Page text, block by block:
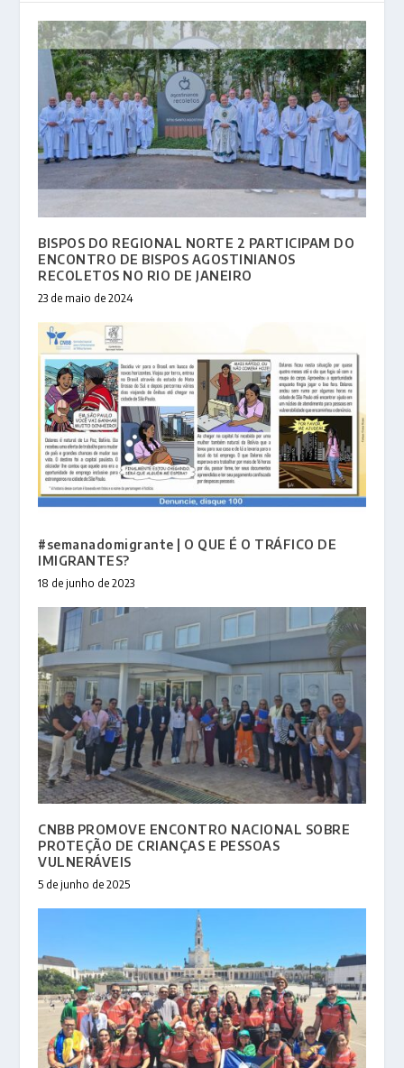
BISPOS DO REGIONAL NORTE 2 PARTICIPAM DO
ENCONTRO DE BISPOS AGOSTINIANOS
RECOLETOS NO RIO DE JANEIRO
23 de maio de 2024
#semanadomigrante | O QUE É O TRÁFICO DE
IMIGRANTES?
18 de junho de 2023
CNBB PROMOVE ENCONTRO NACIONAL SOBRE
PROTEÇÃO DE CRIANÇAS E PESSOAS
VULNERÁVEIS
5 de junho de 2025